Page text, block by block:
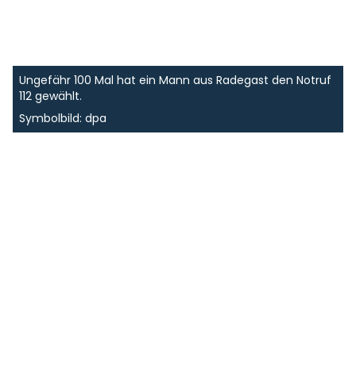
Ungefähr 100 Mal hat ein Mann aus Radegast den Notruf
112 gewählt.
Symbolbild: dpa